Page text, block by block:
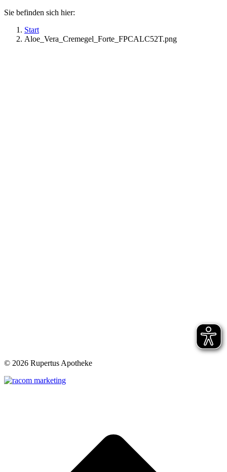
Sie befinden sich hier:
Start
Aloe_Vera_Cremegel_Forte_FPCALC52T.png
© 2026 Rupertus Apotheke